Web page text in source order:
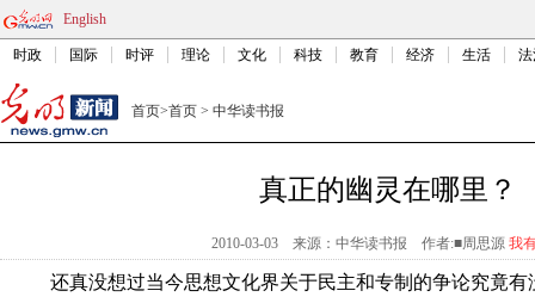
English
时政 国际 时评 理论 文化 科技 教育 经济 生活
首页>首页 > 中华读书报
真正的幽灵在哪里？
2010-03-03 来源：中华读书报 作者:■周思源 我
还真没想过当今思想文化界关于民主和专制的争论究竟有